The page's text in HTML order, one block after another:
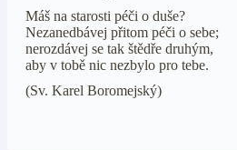
Máš na starosti péči o duše?
Nezanedbávej přitom péči o sebe;
nerozdávej se tak štědře druhým,
aby v tobě nic nezbylo pro tebe.
(Sv. Karel Boromejský)